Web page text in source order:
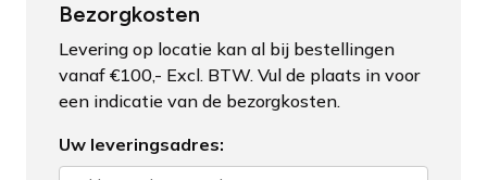
Bezorgkosten
Levering op locatie kan al bij bestellingen
vanaf €100,- Excl. BTW. Vul de plaats in voor
een indicatie van de bezorgkosten.
Uw leveringsadres: